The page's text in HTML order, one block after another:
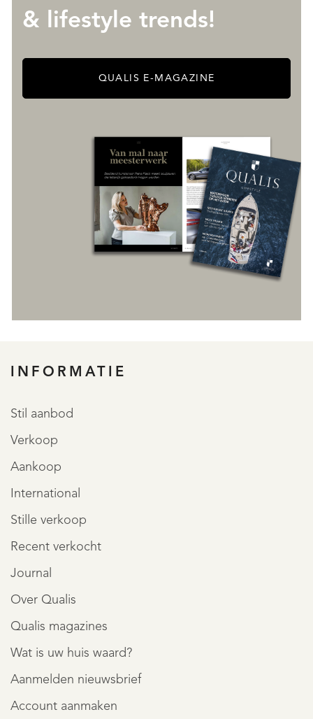
& lifestyle trends!
QUALIS E-MAGAZINE
INFORMATIE
Stil aanbod
Verkoop
Aankoop
International
Stille verkoop
Recent verkocht
Journal
Over Qualis
Qualis magazines
Wat is uw huis waard?
Aanmelden nieuwsbrief
Account aanmaken